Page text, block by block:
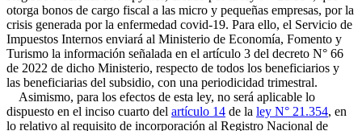
otorga bonos de cargo fiscal a las micro y pequeñas empresas, por la
crisis generada por la enfermedad covid-19. Para ello, el Servicio de
Impuestos Internos enviará al Ministerio de Economía, Fomento y
Turismo la información señalada en el artículo 3 del decreto N° 66
de 2022 de dicho Ministerio, respecto de todos los beneficiarios y
las beneficiarias del subsidio, con una periodicidad trimestral.
Asimismo, para los efectos de esta ley, no será aplicable lo
dispuesto en el inciso cuarto del artículo 14 de la ley N° 21.354, en
lo relativo al requisito de incorporación al Registro Nacional de